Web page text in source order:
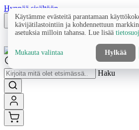
Hyppää sisältöön
Haku
Käytämme evästeitä parantamaan
kävijätilastointiin ja kohdennettuun
asetuksia milloin tahansa. Lue lisää
Mukauta valintaa Hylkää